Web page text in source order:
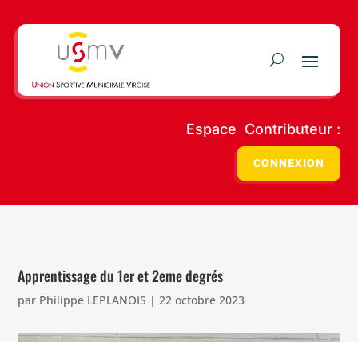
Espace Contributeur :
CONNEXION
Apprentissage du 1er et 2eme degrés
par Philippe LEPLANOIS |22 octobre 2023